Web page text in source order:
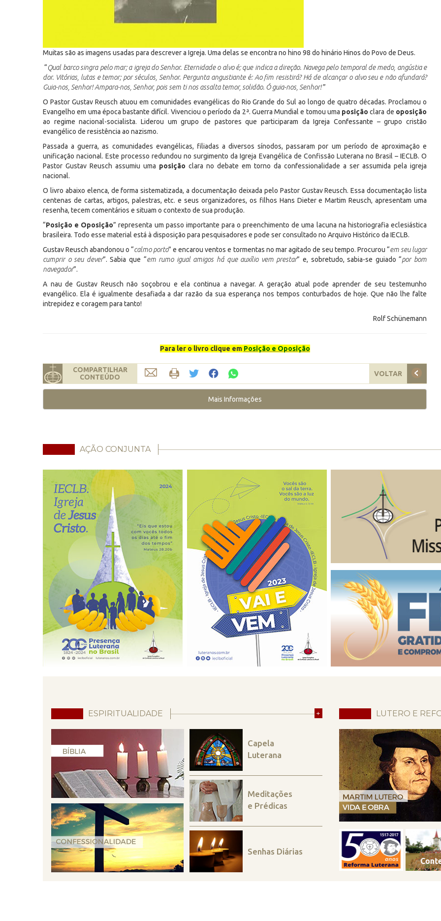
Muitas são as imagens usadas para descrever a Igreja. Uma delas se encontra no hino 98 do hinário Hinos do Povo de Deus.
“Qual barco singra pelo mar; a igreja do Senhor. Eternidade o alvo é; que indica a direção. Navega pelo temporal de medo, angústia e
dor. Vitórias, lutas e temor; por séculos, Senhor. Pergunta angustiante é: Ao fim resistirá? Há de alcançar o alvo seu e não afundará?
Guia-nos, Senhor! Ampara-nos, Senhor, pois sem ti nos assalta temor, solidão. Ó guia-nos, Senhor!”
O Pastor Gustav Reusch atuou em comunidades evangélicas do Rio Grande do Sul ao longo de quatro décadas. Proclamou o
Evangelho em uma época bastante difícil. Vivenciou o período da 2ª. Guerra Mundial e tomou uma posição clara de oposição
ao regime nacional-socialista. Liderou um grupo de pastores que participaram da Igreja Confessante – grupo cristão
evangélico de resistência ao nazismo.
Passada a guerra, as comunidades evangélicas, filiadas a diversos sínodos, passaram por um período de aproximação e
unificação nacional. Este processo redundou no surgimento da Igreja Evangélica de Confissão Luterana no Brasil – IECLB. O
Pastor Gustav Reusch assumiu uma posição clara no debate em torno da confessionalidade a ser assumida pela igreja
nacional.
O livro abaixo elenca, de forma sistematizada, a documentação deixada pelo Pastor Gustav Reusch. Essa documentação lista
centenas de cartas, artigos, palestras, etc. e seus organizadores, os filhos Hans Dieter e Martim Reusch, apresentam uma
resenha, tecem comentários e situam o contexto de sua produção.
“Posição e Oposição” representa um passo importante para o preenchimento de uma lacuna na historiografia eclesiástica
brasileira. Todo esse material está à disposição para pesquisadores e pode ser consultado no Arquivo Histórico da IECLB.
Gustav Reusch abandonou o “calmo porto” e encarou ventos e tormentas no mar agitado de seu tempo. Procurou “em seu lugar
cumprir o seu dever”. Sabia que “em rumo igual amigos há que auxílio vem prestar” e, sobretudo, sabia-se guiado “por bom
navegador”.
A nau de Gustav Reusch não soçobrou e ela continua a navegar. A geração atual pode aprender de seu testemunho
evangélico. Ela é igualmente desafiada a dar razão da sua esperança nos tempos conturbados de hoje. Que não lhe falte
intrepidez e coragem para tanto!
Rolf Schünemann
Para ler o livro clique em Posição e Oposição
COMPARTILHAR
CONTEÚDO
VOLTAR
Mais Informações
AÇÃO CONJUNTA
ESPIRITUALIDADE +
Capela
Luterana
Meditações
e Prédicas
Senhas Diárias
LUTERO E